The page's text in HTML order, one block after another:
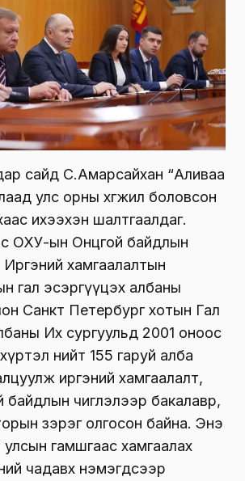
сайд С.Амарсайхан “Аливаа
улс орны хөгжил боловсон
ихээхэн шалтгаалдаг.
ОХУ-ын Онцгой байдлын
хамгаалалтын
гал эсэргүүцэх албаны
Санкт Петербург хотын Гал
Их сургуульд 2001 оноос
хүртэл нийт 155 гаруй алба
иргэний хамгаалалт,
байдлын чиглэлээр бакалавр,
зэрэг олгосон байна. Энэ
гамшгаас хамгаалах
чадавх нэмэгдсээр